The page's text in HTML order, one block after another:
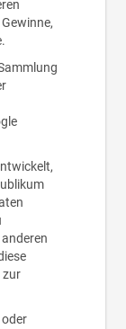
zur
oder